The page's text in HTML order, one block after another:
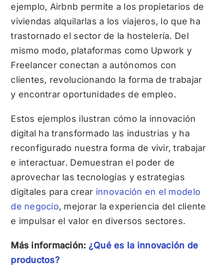
ejemplo, Airbnb permite a los propietarios de
viviendas alquilarlas a los viajeros, lo que ha
trastornado el sector de la hostelería. Del
mismo modo, plataformas como Upwork y
Freelancer conectan a autónomos con
clientes, revolucionando la forma de trabajar
y encontrar oportunidades de empleo.
Estos ejemplos ilustran cómo la innovación
digital ha transformado las industrias y ha
reconfigurado nuestra forma de vivir, trabajar
e interactuar. Demuestran el poder de
aprovechar las tecnologías y estrategias
digitales para crear innovación en el modelo
de negocio, mejorar la experiencia del cliente
e impulsar el valor en diversos sectores.
Más información: ¿Qué es la innovación de
productos?